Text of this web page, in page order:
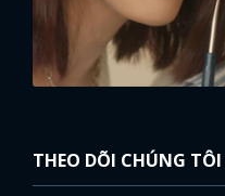
THEO DÕI CHÚNG